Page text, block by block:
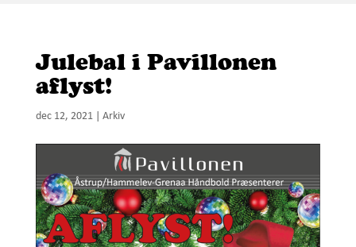
Julebal i Pavillonen
aflyst!
dec 12, 2021| Arkiv